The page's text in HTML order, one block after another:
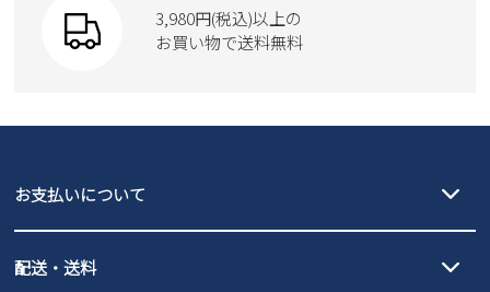
moz
Parade
GAP
new balance
瞬足
3,980円(税込)以上の
お買い物で送料無料
お支払いについて
PayPay（オンライン決済）、代金引換のご利用が可能です。
配送・送料